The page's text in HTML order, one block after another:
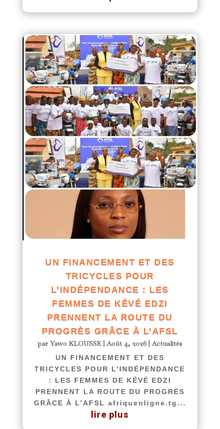
UN FINANCEMENT ET DES
TRICYCLES POUR
L’INDÉPENDANCE : LES
FEMMES DE KÉVÉ EDZI
PRENNENT LA ROUTE DU
PROGRÈS GRÂCE À L’AFSL
parYawo KLOUSSE |Août 4, 2026|Actualités
UN FINANCEMENT ET DES
TRICYCLES POUR L'INDÉPENDANCE
: LES FEMMES DE KÉVÉ EDZI
PRENNENT LA ROUTE DU PROGRÈS
GRÂCE À L’AFSL afriquenligne.tg...
lire plus